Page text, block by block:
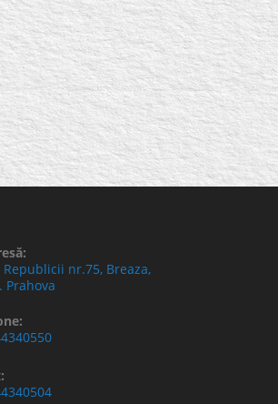
Republicii nr.75, Breaza,
Prahova